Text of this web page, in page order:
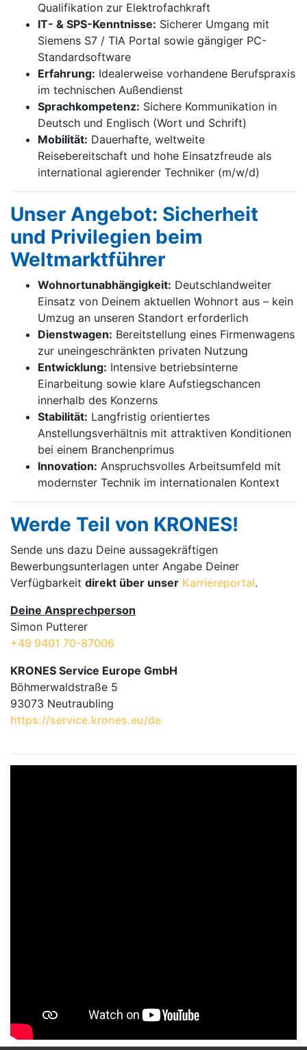
Qualifikation zur Elektrofachkraft
IT- & SPS-Kenntnisse: Sicherer Umgang mit
Siemens S7 / TIA Portal sowie gängiger PC-
Standardsoftware
Erfahrung: Idealerweise vorhandene Berufspraxis
im technischen Außendienst
Sprachkompetenz: Sichere Kommunikation in
Deutsch und Englisch (Wort und Schrift)
Mobilität: Dauerhafte, weltweite
Reisebereitschaft und hohe Einsatzfreude als
international agierender Techniker (m/w/d)
Unser Angebot: Sicherheit
und Privilegien beim
Weltmarktführer
Wohnortunabhängigkeit: Deutschlandweiter
Einsatz von Deinem aktuellen Wohnort aus – kein
Umzug an unseren Standort erforderlich
Dienstwagen: Bereitstellung eines Firmenwagens
zur uneingeschränkten privaten Nutzung
Entwicklung: Intensive betriebsinterne
Einarbeitung sowie klare Aufstiegschancen
innerhalb des Konzerns
Stabilität: Langfristig orientiertes
Anstellungsverhältnis mit attraktiven Konditionen
bei einem Branchenprimus
Innovation: Anspruchsvolles Arbeitsumfeld mit
modernster Technik im internationalen Kontext
Werde Teil von KRONES!
Sende uns dazu Deine aussage­kräftigen
Bewerbungsunterlagen unter Angabe Deiner
Verfügbarkeit direkt über unser Karriereportal.
Deine Ansprechperson
Simon Putterer
+49 9401 70-87006
KRONES Service Europe GmbH
Böhmerwaldstraße 5
93073 Neutraubling
https://service.krones.eu/de